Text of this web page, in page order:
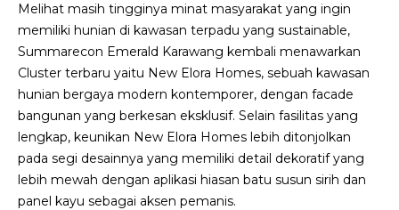
Melihat masih tingginya minat masyarakat yang ingin
memiliki hunian di kawasan terpadu yang sustainable,
Summarecon Emerald Karawang kembali menawarkan
Cluster terbaru yaitu New Elora Homes, sebuah kawasan
hunian bergaya modern kontemporer, dengan facade
bangunan yang berkesan eksklusif. Selain fasilitas yang
lengkap, keunikan New Elora Homes lebih ditonjolkan
pada segi desainnya yang memiliki detail dekoratif yang
lebih mewah dengan aplikasi hiasan batu susun sirih dan
panel kayu sebagai aksen pemanis.